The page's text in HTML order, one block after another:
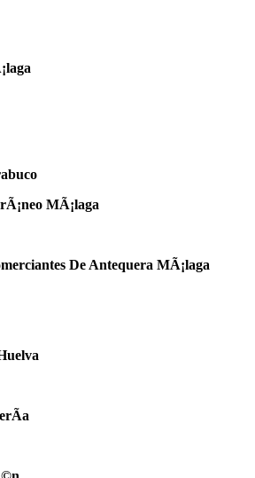
MÃ¡laga
De Antequera MÃ¡laga